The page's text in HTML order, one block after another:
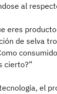
al
eres
de selva
cierto?”
el